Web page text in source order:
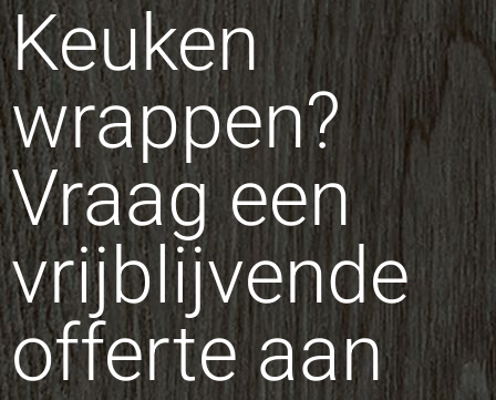
Keuken
wrappen?
Vraag een
vrijblijvende
offerte aan